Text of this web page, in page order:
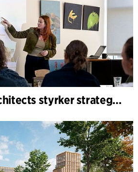
C.F. Møller Architects styrker strategisk rådgivning i tidlige faser